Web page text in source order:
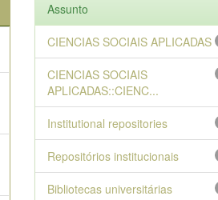
Assunto
CIENCIAS SOCIAIS APLICADAS
CIENCIAS SOCIAIS
APLICADAS::CIENC...
Institutional repositories
Repositórios institucionais
Bibliotecas universitárias